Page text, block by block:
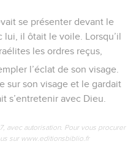
se présenter devant le
lui, il ôtait le voile. Lorsqu’il
les ordres reçus,
l’éclat de son visage.
sur son visage et le gardait
s’entretenir avec Dieu.
avec autorisation. Pour vous procurer
sur www.editionsbiblio.fr